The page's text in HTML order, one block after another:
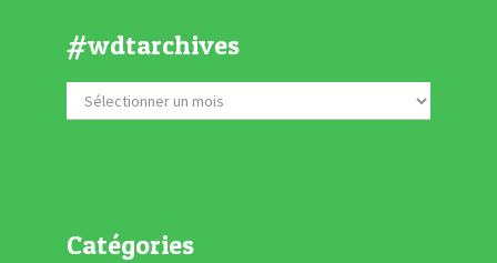
#wdtarchives
Catégories